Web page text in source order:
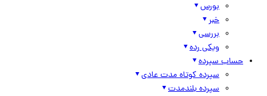
بورس
خبر
بررسی
ویکی رده
حساب سپرده
سپرده کوتاه مدت عادی
سپرده بلندمدت